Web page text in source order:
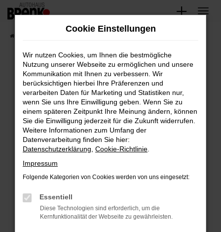
Zum
springen
Unsere Fahrzeuge
Fehler: Network Error
Beim Laden ist ein Fehler aufgetreten.
Hier sind ein paar Tipps, die dir helfen können:
Überprüfe deine Firewall und deine
Internetverbindung.
Laden andere Webseiten, zum Beispiel deine
Suchmaschine?
Prüfe deine Browsererweiterungen.
können das Laden bestimmter Seiten
verhindern. Funktioniert die Seite in einem
anderen Browser oder in einem privaten
Cookie Einstellungen
Wir nutzen Cookies, um Ihnen die bestmögliche
Nutzung unserer Webseite zu ermöglichen und unsere
Kommunikation mit Ihnen zu verbessern. Wir
berücksichtigen hierbei Ihre Präferenzen und
verarbeiten Daten für Marketing und Statistiken nur,
wenn Sie uns Ihre Einwilligung geben. Wenn Sie zu
einem späteren Zeitpunkt Ihre Meinung ändern, können
Sie die Einwilligung jederzeit für die Zukunft widerrufen.
Weitere Informationen zum Umfang der
Datenverarbeitung finden Sie hier:
Datenschutzerklärung Cookie-Richtlinie
Impressum
Folgende Kategorien von Cookies werden von uns eingesetzt:
Essentiell
Diese Technologien sind erforderlich, um die
Kernfunktionalität der Webseite zu gewährleisten.